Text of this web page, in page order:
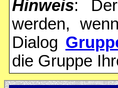
Hinweis:
werden,
Dialog
die Gruppe